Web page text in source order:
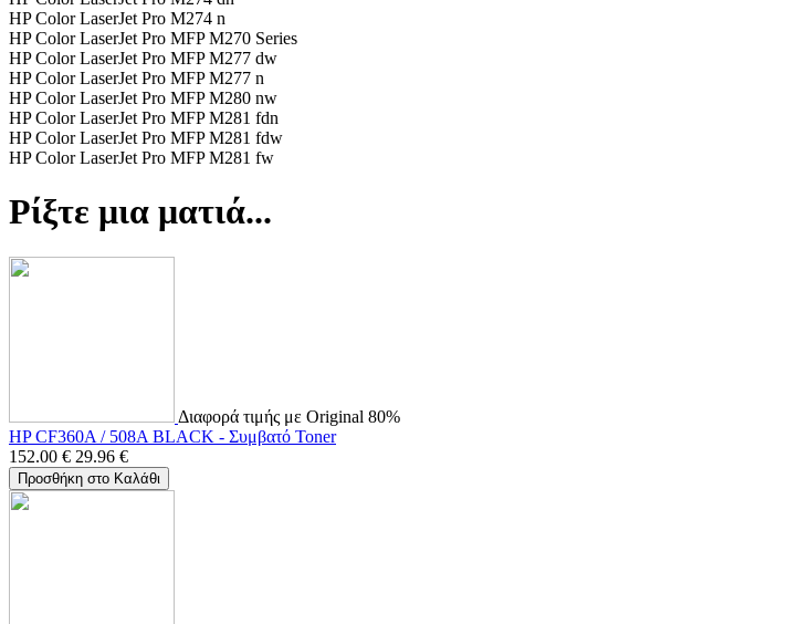
HP Color LaserJet Pro M274 n
HP Color LaserJet Pro MFP M270 Series
HP Color LaserJet Pro MFP M277 dw
HP Color LaserJet Pro MFP M277 n
HP Color LaserJet Pro MFP M280 nw
HP Color LaserJet Pro MFP M281 fdn
HP Color LaserJet Pro MFP M281 fdw
HP Color LaserJet Pro MFP M281 fw
Ρίξτε μια ματιά...
Διαφορά τιμής με Original 80%
HP CF360A / 508A BLACK - Συμβατό Toner
152.00 € 29.96 €
Προσθήκη στο Καλάθι